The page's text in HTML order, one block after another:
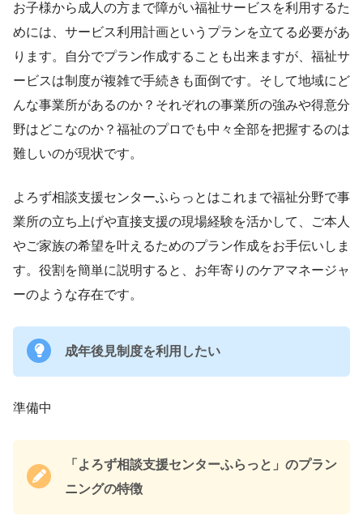
お子様から成人の方まで障がい福祉サービスを利用するた
めには、サービス利用計画というプランを立てる必要があ
ります。自分でプラン作成することも出来ますが、福祉サ
ービスは制度が複雑で手続きも面倒です。そして地域にど
んな事業所があるのか？それぞれの事業所の強みや得意分
野はどこなのか？福祉のプロでも中々全部を把握するのは
難しいのが現状です。
よろず相談支援センターふらっとはこれまで福祉分野で事
業所の立ち上げや直接支援の現場経験を活かして、ご本人
やご家族の希望を叶えるためのプラン作成をお手伝いしま
す。役割を簡単に説明すると、お年寄りのケアマネージャ
ーのような存在です。
成年後見制度を利用したい
準備中
「よろず相談支援センターふらっと」のプラン
ニングの特徴